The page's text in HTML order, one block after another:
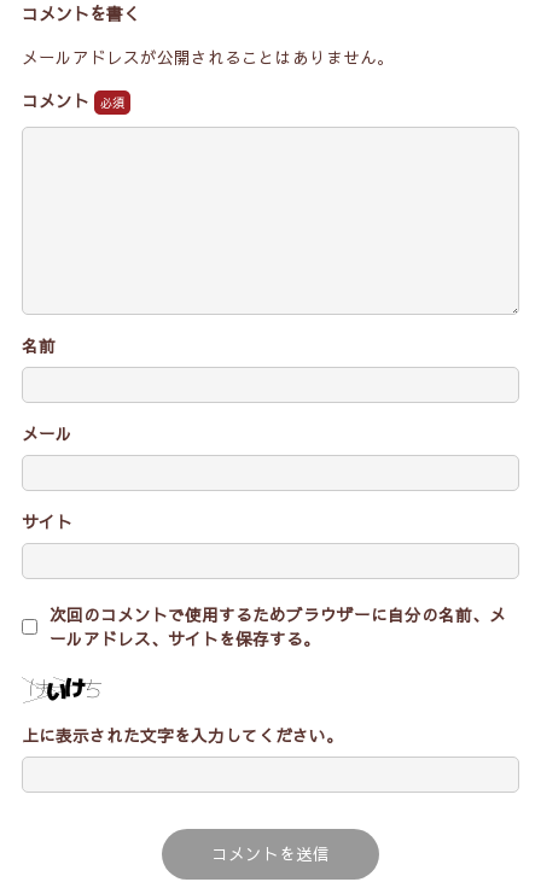
コメントを書く
メールアドレスが公開されることはありません。
コメント
名前
メール
サイト
次回のコメントで使用するためブラウザーに自分の名前、メ
ールアドレス、サイトを保存する。
上に表示された文字を入力してください。